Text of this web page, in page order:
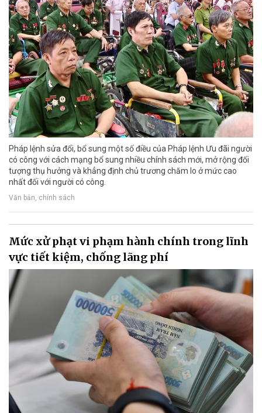
Pháp lệnh sửa đổi, bổ sung một số điều của Pháp lệnh Ưu đãi người
có công với cách mạng bổ sung nhiều chính sách mới, mở rộng đối
tượng thụ hưởng và khẳng định chủ trương chăm lo ở mức cao
nhất đối với người có công.
Văn bản, chính sách
Mức xử phạt vi phạm hành chính trong lĩnh
vực tiết kiệm, chống lãng phí